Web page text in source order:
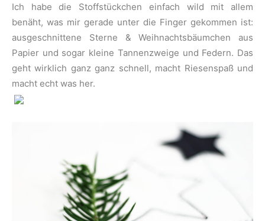
Ich habe die Stoffstückchen einfach wild mit allem
benäht, was mir gerade unter die Finger gekommen ist:
ausgeschnittene Sterne & Weihnachtsbäumchen aus
Papier und sogar kleine Tannenzweige und Federn. Das
geht wirklich ganz ganz schnell, macht Riesenspaß und
macht echt was her.